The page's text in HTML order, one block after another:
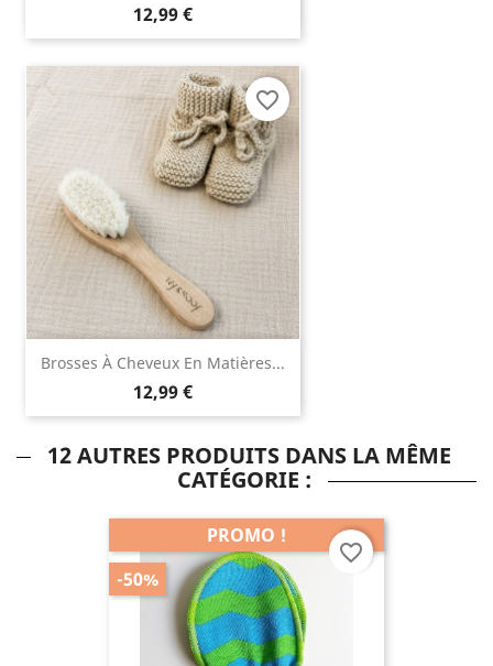
12,99 €
Brosses À Cheveux En Matières...
12,99 €
favorite_border
12 AUTRES PRODUITS DANS LA MÊME
CATÉGORIE :
PROMO !
-50%
favorite_border